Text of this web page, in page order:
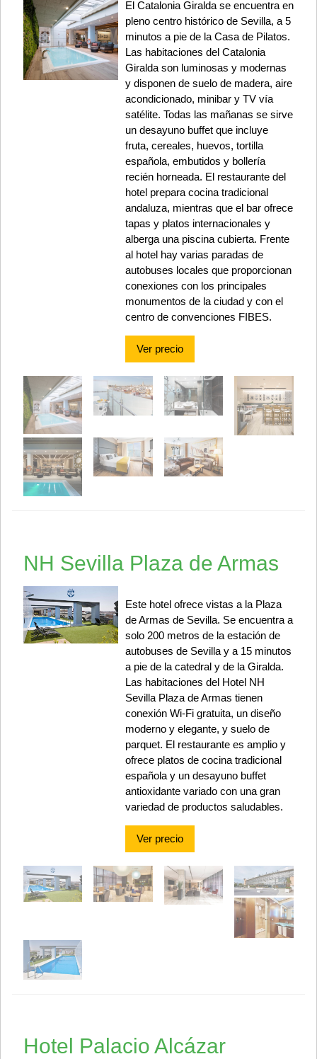
El Catalonia Giralda se encuentra en
pleno centro histórico de Sevilla, a 5
minutos a pie de la Casa de Pilatos.
Las habitaciones del Catalonia
Giralda son luminosas y modernas
y disponen de suelo de madera, aire
acondicionado, minibar y TV vía
satélite. Todas las mañanas se sirve
un desayuno buffet que incluye
fruta, cereales, huevos, tortilla
española, embutidos y bollería
recién horneada. El restaurante del
hotel prepara cocina tradicional
andaluza, mientras que el bar ofrece
tapas y platos internacionales y
alberga una piscina cubierta. Frente
al hotel hay varias paradas de
autobuses locales que proporcionan
conexiones con los principales
monumentos de la ciudad y con el
centro de convenciones FIBES.
Ver precio
NH Sevilla Plaza de Armas
Este hotel ofrece vistas a la Plaza
de Armas de Sevilla. Se encuentra a
solo 200 metros de la estación de
autobuses de Sevilla y a 15 minutos
a pie de la catedral y de la Giralda.
Las habitaciones del Hotel NH
Sevilla Plaza de Armas tienen
conexión Wi-Fi gratuita, un diseño
moderno y elegante, y suelo de
parquet. El restaurante es amplio y
ofrece platos de cocina tradicional
española y un desayuno buffet
antioxidante variado con una gran
variedad de productos saludables.
Ver precio
Hotel Palacio Alcázar